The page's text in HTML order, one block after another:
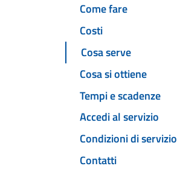
Come fare
Costi
Cosa serve
Cosa si ottiene
Tempi e scadenze
Accedi al servizio
Condizioni di servizio
Contatti